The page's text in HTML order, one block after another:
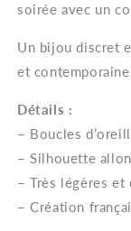
soirée avec un
Un bijou discret
et
Détails :
– Boucles
– Silhouette
– Très légères
– Création